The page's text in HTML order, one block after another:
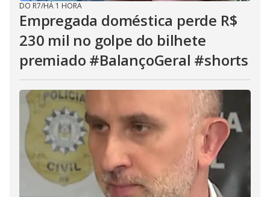
DO R7/HÁ 1 HORA
Empregada doméstica perde R$
230 mil no golpe do bilhete
premiado #BalançoGeral #shorts